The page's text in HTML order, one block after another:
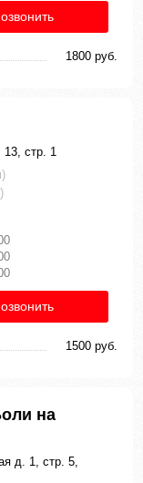
1800 руб.
стр. 1
1500 руб.
на
д. 1, стр. 5,